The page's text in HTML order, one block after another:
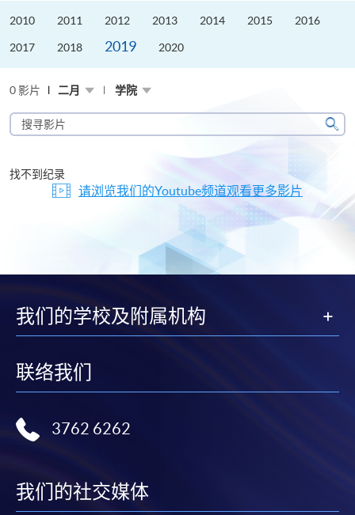
2010 2011 2012 2013 2014 2015 2016
2017 2018 2019 2020
0 影片 二月 学院
搜
寻
片
搜
找不到纪录
请浏览我们的Youtube频道观看更多影片
我们的学校及附属机构
联络我们
3762 6262
我们的社交媒体